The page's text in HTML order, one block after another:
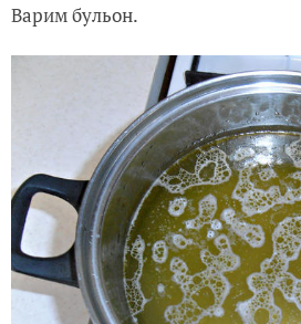
Варим бульон.